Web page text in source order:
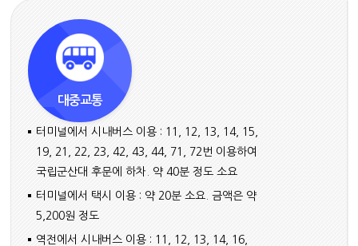
대중교통
터미널에서 시내버스 이용 : 11, 12, 13, 14, 15,
19, 21, 22, 23, 42, 43, 44, 71, 72번 이용하여
국립군산대 후문에 하차. 약 40분 정도 소요
터미널에서 택시 이용 : 약 20분 소요. 금액은 약
5,200원 정도
역전에서 시내버스 이용 : 11, 12, 13, 14, 16,